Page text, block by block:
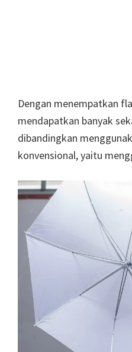
Dengan menempatkan
mendapatkan banyak
dibandingkan
konvensional, yaitu